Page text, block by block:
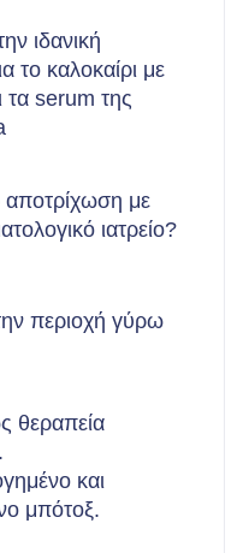
ιδανική
το καλοκαίρι με
τα serum της
αποτρίχωση με
ιατρείο?
περιοχή γύρω
θεραπεία
και
μπότοξ.